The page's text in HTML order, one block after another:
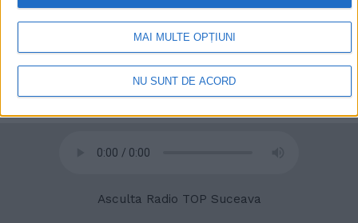
retrageți consimțământul în orice moment, revenind la acest site
și făcând clic pe butonul "Confidențialitate" din partea de jos a
paginii web.
MAI MULTE OPȚIUNI
NU SUNT DE ACORD
Asculta Radio TOP Suceava